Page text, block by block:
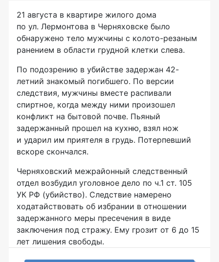
21 августа в квартире жилого дома
по ул. Лермонтова в Черняховске было
обнаружено тело мужчины с колото-резаным
ранением в области грудной клетки слева.
По подозрению в убийстве задержан 42-
летний знакомый погибшего. По версии
следствия, мужчины вместе распивали
спиртное, когда между ними произошел
конфликт на бытовой почве. Пьяный
задержанный прошел на кухню, взял нож
и ударил им приятеля в грудь. Потерпевший
вскоре скончался.
Черняховский межрайонный следственный
отдел возбудил уголовное дело по ч.1 ст. 105
УК РФ (убийство). Следствие намерено
ходатайствовать об избрании в отношении
задержанного меры пресечения в виде
заключения под стражу. Ему грозит от 6 до 15
лет лишения свободы.